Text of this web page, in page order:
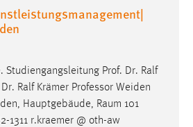
Studiengangsleitung Prof. Dr. Ralf
Ralf Krämer Professor Weiden
Hauptgebäude, Raum 101
1311 r.kraemer @ oth-aw